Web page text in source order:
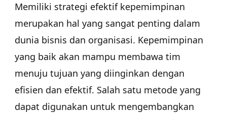
Memiliki strategi efektif kepemimpinan
merupakan hal yang sangat penting dalam
dunia bisnis dan organisasi. Kepemimpinan
yang baik akan mampu membawa tim
menuju tujuan yang diinginkan dengan
efisien dan efektif. Salah satu metode yang
dapat digunakan untuk mengembangkan